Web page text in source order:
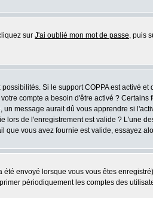
sur J'ai oublié mon mot de passe, puis
Si le support COPPA est activé
compte a besoin d'être activé ?
message aurait dû vous apprendre si
lors de l'enregistrement est valide ? L'une
vous avez fournie est valide, essayez
envoyé lorsque vous vous êtes
périodiquement les comptes des